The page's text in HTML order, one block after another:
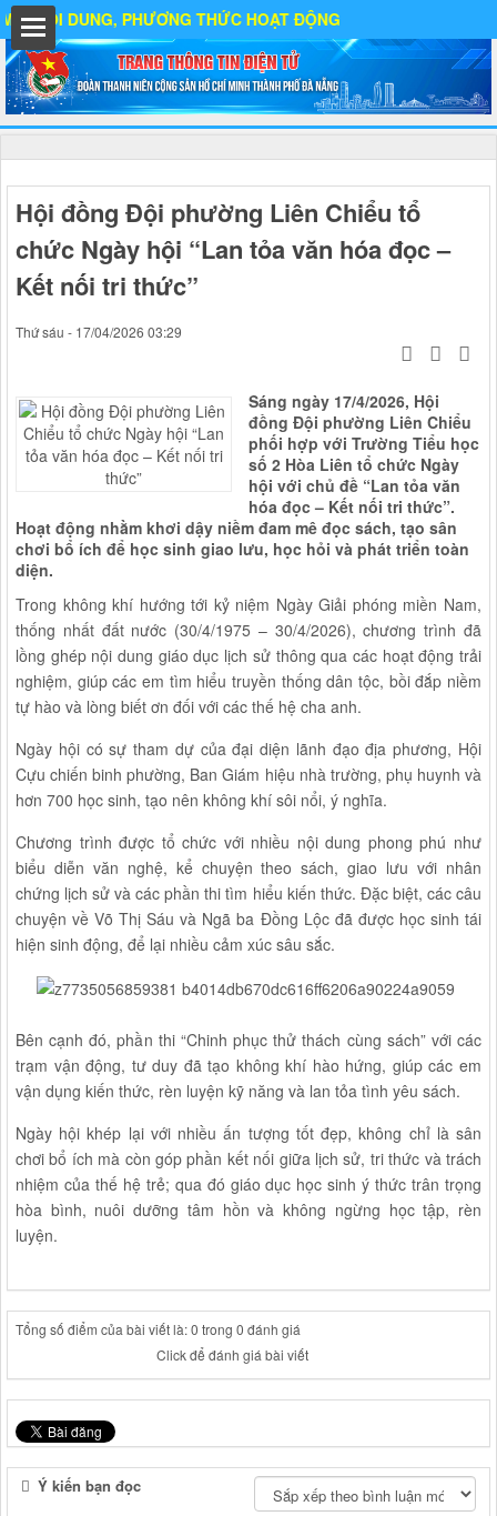
PHƯƠNG THỨC HOẠT ĐỘNG
Hội đồng Đội phường Liên Chiểu tổ
chức Ngày hội “Lan tỏa văn hóa đọc –
Kết nối tri thức”
Thứ sáu - 17/04/2026 03:29
Sáng ngày 17/4/2026, Hội
đồng Đội phường Liên Chiểu
phối hợp với Trường Tiểu học
số 2 Hòa Liên tổ chức Ngày
hội với chủ đề “Lan tỏa văn
hóa đọc – Kết nối tri thức”.
Hoạt động nhằm khơi dậy niềm đam mê đọc sách, tạo sân
chơi bổ ích để học sinh giao lưu, học hỏi và phát triển toàn
diện.
Trong không khí hướng tới kỷ niệm Ngày Giải phóng miền Nam,
thống nhất đất nước (30/4/1975 – 30/4/2026), chương trình đã
lồng ghép nội dung giáo dục lịch sử thông qua các hoạt động trải
nghiệm, giúp các em tìm hiểu truyền thống dân tộc, bồi đắp niềm
tự hào và lòng biết ơn đối với các thế hệ cha anh.
Ngày hội có sự tham dự của đại diện lãnh đạo địa phương, Hội
Cựu chiến binh phường, Ban Giám hiệu nhà trường, phụ huynh và
hơn 700 học sinh, tạo nên không khí sôi nổi, ý nghĩa.
Chương trình được tổ chức với nhiều nội dung phong phú như
biểu diễn văn nghệ, kể chuyện theo sách, giao lưu với nhân
chứng lịch sử và các phần thi tìm hiểu kiến thức. Đặc biệt, các câu
chuyện về Võ Thị Sáu và Ngã ba Đồng Lộc đã được học sinh tái
hiện sinh động, để lại nhiều cảm xúc sâu sắc.
Bên cạnh đó, phần thi “Chinh phục thử thách cùng sách” với các
trạm vận động, tư duy đã tạo không khí hào hứng, giúp các em
vận dụng kiến thức, rèn luyện kỹ năng và lan tỏa tình yêu sách.
Ngày hội khép lại với nhiều ấn tượng tốt đẹp, không chỉ là sân
chơi bổ ích mà còn góp phần kết nối giữa lịch sử, tri thức và trách
nhiệm của thế hệ trẻ; qua đó giáo dục học sinh ý thức trân trọng
hòa bình, nuôi dưỡng tâm hồn và không ngừng học tập, rèn
luyện.
Tổng số điểm của bài viết là: 0 trong 0 đánh giá
Click để đánh giá bài viết
Ý kiến bạn đọc